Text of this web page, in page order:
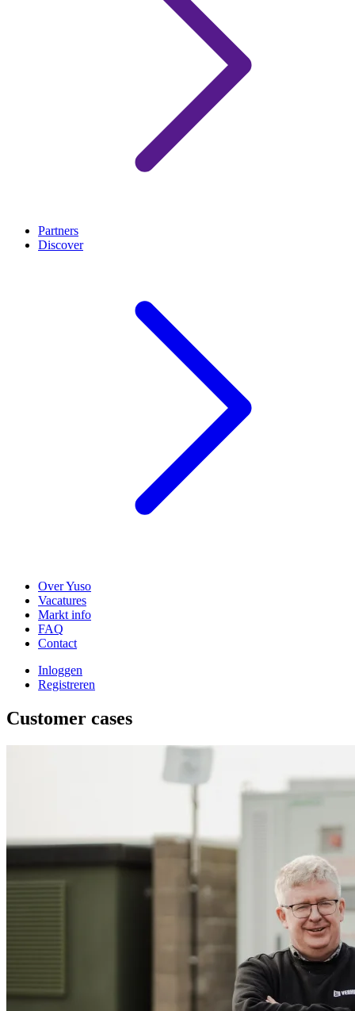
Partners
Discover
Over Yuso
Vacatures
Markt info
FAQ
Contact
Inloggen
Registreren
Customer cases